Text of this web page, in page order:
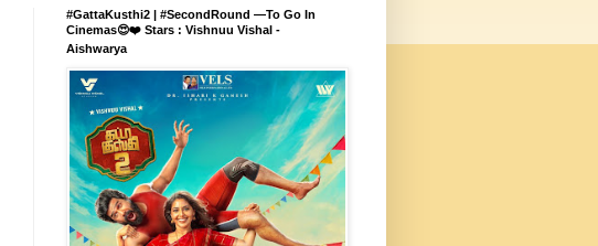
#GattaKusthi2 | #SecondRound —To Go In
Cinemas😍❤️ Stars : Vishnuu Vishal -
Aishwarya